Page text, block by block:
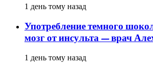
1 день тому назад
Употребление темного
мозг от инсульта — врач
1 день тому назад